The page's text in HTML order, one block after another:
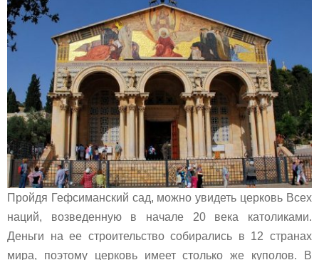
Пройдя Гефсиманский сад, можно увидеть церковь Всех
наций, возведенную в начале 20 века католиками.
Деньги на ее строительство собирались в 12 странах
мира, поэтому церковь имеет столько же куполов. В